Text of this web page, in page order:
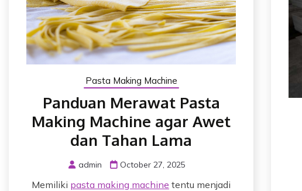
Pasta Making Machine
Panduan Merawat Pasta
Making Machine agar Awet
dan Tahan Lama
admin October 27, 2025
Memiliki pasta making machine tentu menjadi